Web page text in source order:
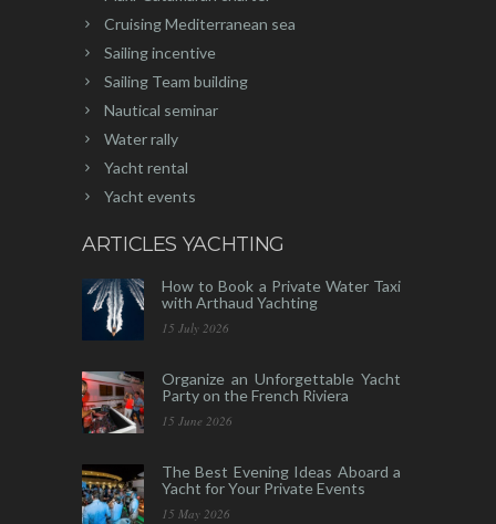
Cruising Mediterranean sea
Sailing incentive
Sailing Team building
Nautical seminar
Water rally
Yacht rental
Yacht events
ARTICLES YACHTING
How to Book a Private Water Taxi
with Arthaud Yachting
15 July 2026
Organize an Unforgettable Yacht
Party on the French Riviera
15 June 2026
The Best Evening Ideas Aboard a
Yacht for Your Private Events
15 May 2026